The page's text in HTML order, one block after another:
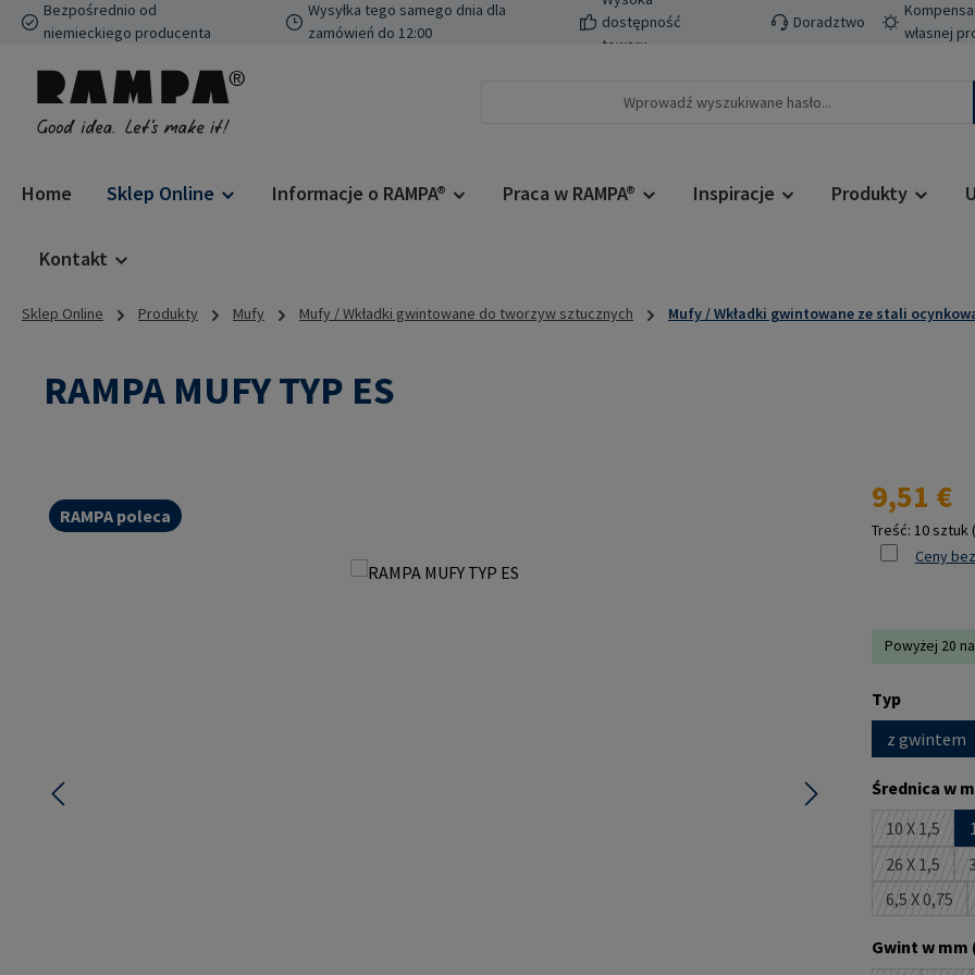
do głównej zawartości
Przejdź do wyszukiwania
Przejdź do głównej nawigacji
Bezpośrednio od
niemieckiego producenta
Wysyłka tego samego dnia dla
zamówień do 12:00
dostępność
towaru
Doradztwo
własnej
Home Sklep Online Informacje o RAMPA® Praca w RAMPA® Inspiracje Produkty
Kontakt
Sklep Online Produkty Mufy Mufy / Wkładki gwintowane do tworzyw sztucznych Mufy / Wkładki gwintowane ze stali
RAMPA MUFY TYP ES
RAMPA poleca
Cena regularna:
9,51 €
Treść: 10 sztuk
Ceny
Powyżej 20
Wybierz
Typ
z gwintem
Wybierz
Średnica w
10 X 1,5
(Ta
26 X 1,5
(Ta
6,5 X 0,75
(Ta
Wybierz
Gwint w mm